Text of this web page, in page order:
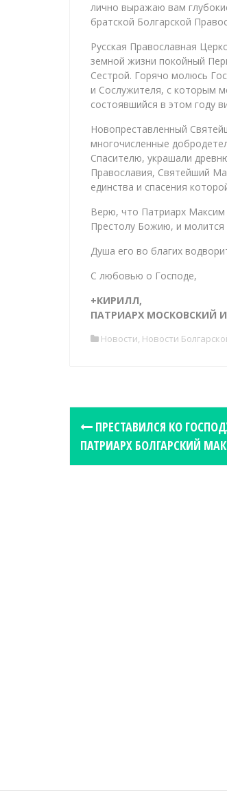
лично выражаю вам
братской Болгарской
Русская Православная
земной жизни покойный
Сестрой. Горячо молюсь
и Сослужителя, с которым
состоявшийся в этом году
Новопреставленный
многочисленные
Спасителю, украшали
Православия, Святейший
единства и спасения
Верю, что Патриарх Максим
Престолу Божию, и молится
Душа его во благих
С любовью о Господе,
+КИРИЛЛ,
ПАТРИАРХ МОСКОВСКИЙ И
Новости, Новости
s
ПРЕСТАВИЛСЯ КО
ПАТРИАРХ БОЛГАРСКИЙ